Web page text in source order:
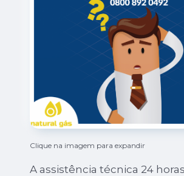
Clique na imagem para expandir
A assistência técnica 24